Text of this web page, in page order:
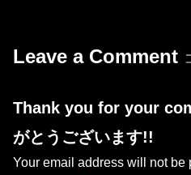
Leave a Comment
Thank you for your
がとうございます!!
Your email address will not be